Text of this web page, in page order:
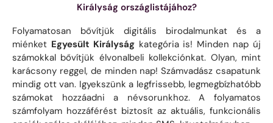
Királyság országlistájához?
Folyamatosan bővítjük digitális birodalmunkat és a
miénket Egyesült Királyság kategória is! Minden nap új
számokkal bővítjük élvonalbeli kollekciónkat. Olyan, mint
karácsony reggel, de minden nap! Számvadász csapatunk
mindig ott van. Igyekszünk a legfrissebb, legmegbízhatóbb
számokat hozzáadni a névsorunkhoz. A folyamatos
számfolyam hozzáférést biztosít az aktuális, funkcionális